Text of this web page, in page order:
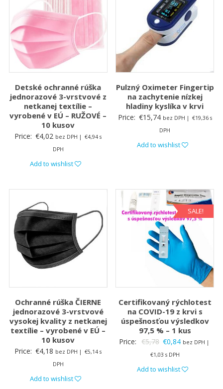
Detské ochranné rúška
jednorazové 3-vrstvové z
netkanej textílie –
vyrobené v EÚ – RUŽOVÉ –
10 kusov
Price: €4,02 bez DPH | €4,94 s
DPH
Add to wishlist
Pulzný Oximeter Fingertip
na zachytenie nízkej
hladiny kyslíka v krvi
Price: €15,74 bez DPH | €19,36s
DPH
Add to wishlist
Ochranné rúška ČIERNE
jednorazové 3-vrstvové
vysokej kvality z netkanej
textílie – vyrobené v EÚ –
10 kusov
Price: €4,18 bez DPH | €5,14 s
DPH
Add to wishlist
SALE!
Certifikovaný rýchlotest
na COVID-19 z krvi s
úspešnosťou výsledkov
97,5 % – 1 kus
Price: €5,78 Original
price
was:
€0,84Current
is:
bez DPH |
€1,03 s DPH
Add to wishlist